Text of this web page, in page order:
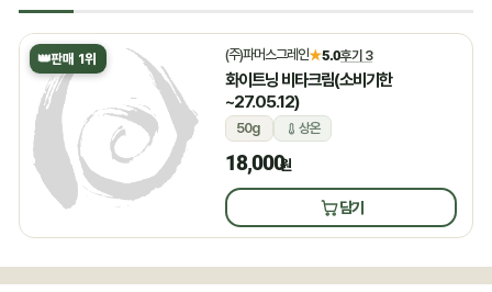
👑판매 1위 (주)파머스그레인★5.0후기 3
화이트닝 비타크림(소비기한
~27.05.12)
50g 상온
18,000원
담기